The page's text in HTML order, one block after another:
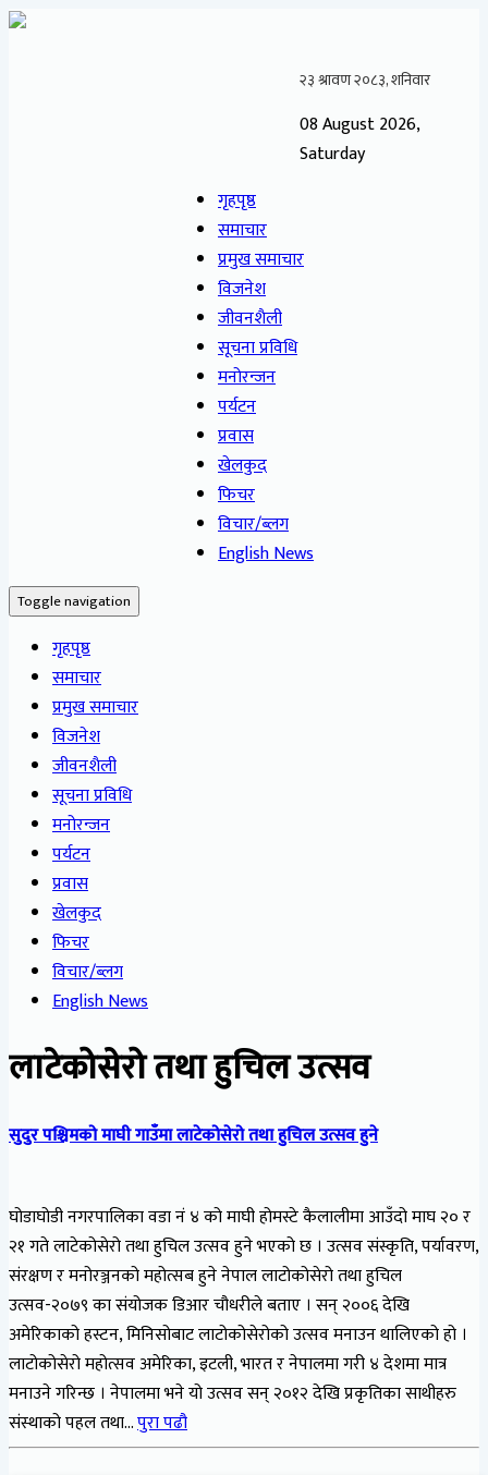
08 August 2026,
Saturday
गृहपृष्ठ
समाचार
प्रमुख समाचार
विजनेश
जीवनशैली
सूचना प्रविधि
मनोरन्जन
पर्यटन
प्रवास
खेलकुद
फिचर
विचार/ब्लग
English News
Toggle navigation
गृहपृष्ठ
समाचार
प्रमुख समाचार
विजनेश
जीवनशैली
सूचना प्रविधि
मनोरन्जन
पर्यटन
प्रवास
खेलकुद
फिचर
विचार/ब्लग
English News
लाटेकोसेरो तथा हुचिल उत्सव
सुदुर पश्चिमको माघी गाउँमा लाटेकोसेरो तथा हुचिल उत्सव हुने
घोडाघोडी नगरपालिका वडा नं ४ को माघी होमस्टे कैलालीमा आउँदो माघ २० र
२१ गते लाटेकोसेरो तथा हुचिल उत्सव हुने भएको छ । उत्सव संस्कृति, पर्यावरण,
संरक्षण र मनोरञ्जनको महोत्सब हुने नेपाल लाटोकोसेरो तथा हुचिल
उत्सव-२०७९ का संयोजक डिआर चौधरीले बताए । सन् २००६ देखि
अमेरिकाको हस्टन, मिनिसोबाट लाटोकोसेरोको उत्सव मनाउन थालिएको हो ।
लाटोकोसेरो महोत्सव अमेरिका, इटली, भारत र नेपालमा गरी ४ देशमा मात्र
मनाउने गरिन्छ । नेपालमा भने यो उत्सव सन् २०१२ देखि प्रकृतिका साथीहरु
संस्थाको पहल तथा…पुरा पढौ